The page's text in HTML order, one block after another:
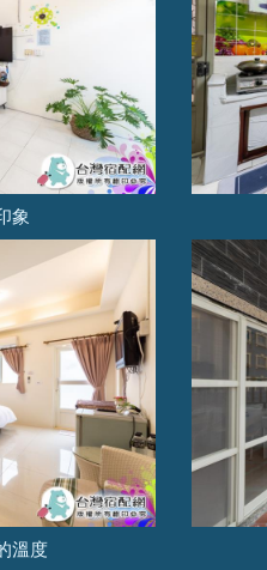
象
溫度